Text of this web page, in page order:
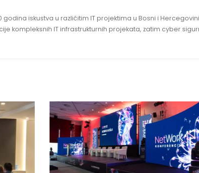
godina iskustva u različitim IT projektima u Bosni i
kompleksnih IT infrastrukturnih projekata, zatim cyber